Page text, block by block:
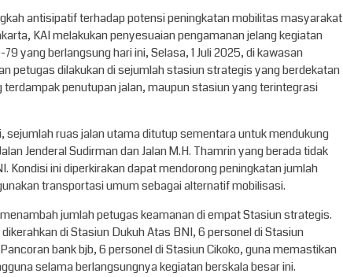
antisipatif terhadap potensi peningkatan mobilitas masyarakat
KAI melakukan penyesuaian pengamanan jelang kegiatan
yang berlangsung hari ini, Selasa, 1 Juli 2025, di kawasan
petugas dilakukan di sejumlah stasiun strategis yang berdekatan
terdampak penutupan jalan, maupun stasiun yang terintegrasi
sejumlah ruas jalan utama ditutup sementara untuk mendukung
Jenderal Sudirman dan Jalan M.H. Thamrin yang berada tidak
Kondisi ini diperkirakan dapat mendorong peningkatan jumlah
transportasi umum sebagai alternatif mobilisasi.
jumlah petugas keamanan di empat Stasiun strategis.
di Stasiun Dukuh Atas BNI, 6 personel di Stasiun
bank bjb, 6 personel di Stasiun Cikoko, guna memastikan
selama berlangsungnya kegiatan berskala besar ini.